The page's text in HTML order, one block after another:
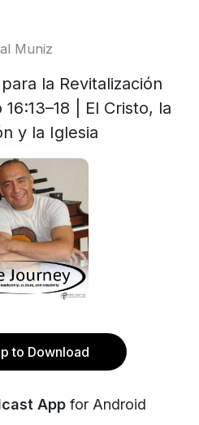
Muniz
la Revitalización
| El Cristo, la
y la Iglesia
to Download
App for Android